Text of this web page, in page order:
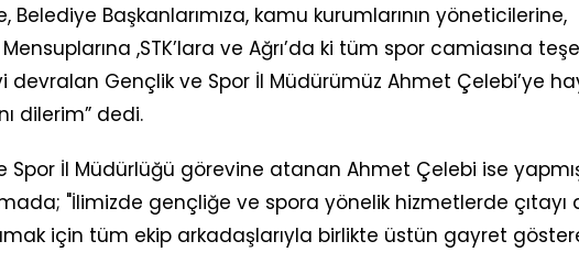
Belediye Başkanlarımıza, kamu kurumlarının yöneticilerine,
Mensuplarına ,STK’lara ve Ağrı’da ki tüm spor camiasına
devralan Gençlik ve Spor İl Müdürümüz Ahmet Çelebi’ye
dilerim” dedi.
Spor İl Müdürlüğü görevine atanan Ahmet Çelebi ise
"İlimizde gençliğe ve spora yönelik hizmetlerde çıtayı
için tüm ekip arkadaşlarıyla birlikte üstün gayret